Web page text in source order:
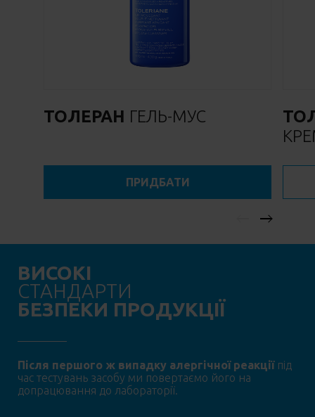
ТОЛЕРАН ГЕЛЬ-МУС
ПРИДБАТИ
ВИСОКІ
СТАНДАРТИ
БЕЗПЕКИ ПРОДУКЦІЇ
Після першого ж випадку алергічної реакції під
час тестувань засобу ми повертаємо його на
допрацювання до лабораторії.